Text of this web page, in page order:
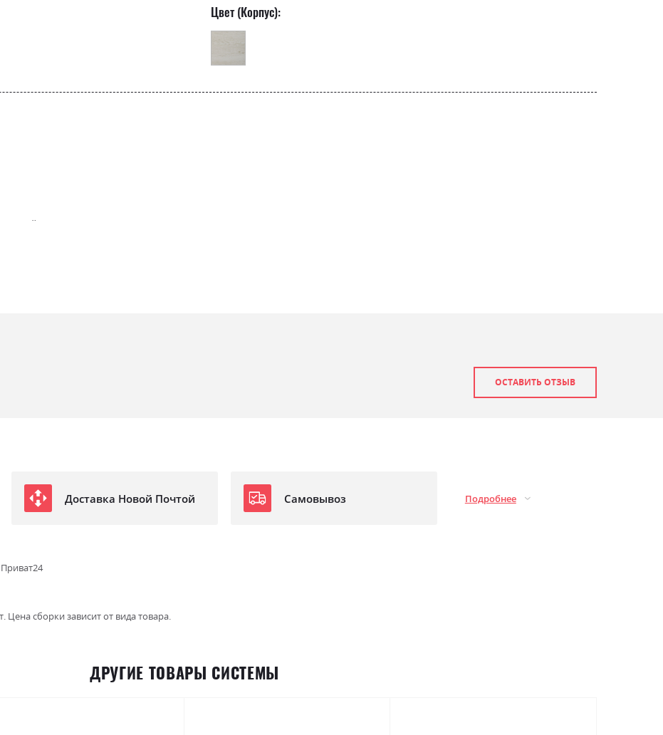
Цвет (Корпус):
ОСТАВИТЬ ОТЗЫВ
Доставка Новой Почтой Самовывоз Подробнее
Цена сборки зависит от вида товара.
ДРУГИЕ ТОВАРЫ СИСТЕМЫ